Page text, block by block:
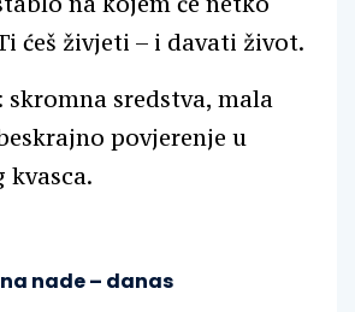
ćeš živjeti – i davati život.
skromna sredstva, mala
povjerenje u
kvasca.
nade – danas